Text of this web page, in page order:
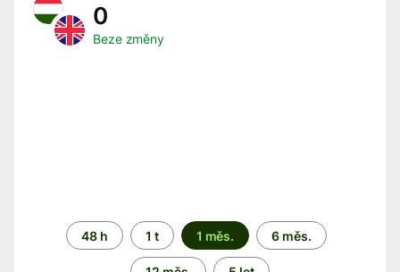
0
Beze změny
Časové
období
48 h 1 t 1 měs. 6 měs.